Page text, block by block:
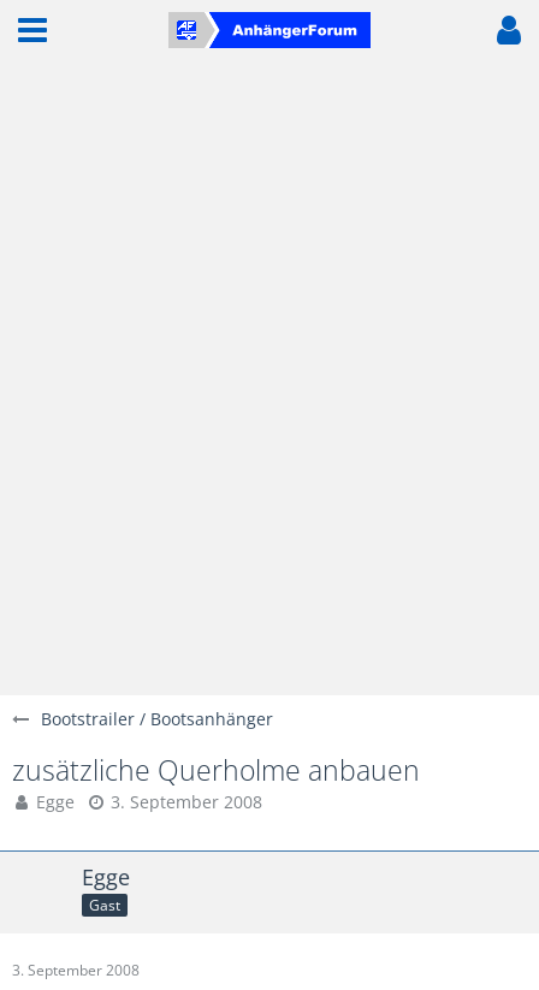
Bootstrailer / Bootsanhänger
zusätzliche Querholme anbauen
Egge 3. September 2008
Egge
Gast
3. September 2008